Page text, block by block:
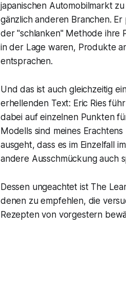
japanischen Automobilmarkt
gänzlich anderen Branchen.
der "schlanken" Methode ihre
in der Lage waren, Produkte
entsprachen.
Und das ist auch gleichzeitig
erhellenden Text: Eric Ries
dabei auf einzelnen Punkten
Modells sind meines
ausgeht, dass es im Einzelfall
andere Ausschmückung auch
Dessen ungeachtet ist The
denen zu empfehlen, die
Rezepten von vorgestern